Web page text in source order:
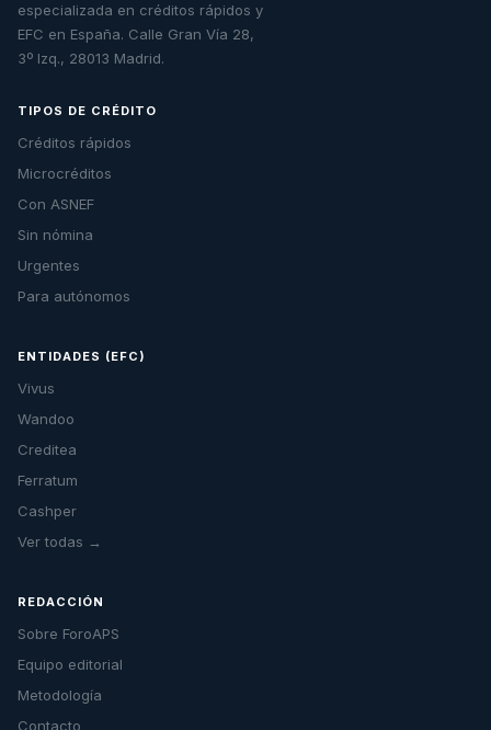
especializada en créditos rápidos y
EFC en España. Calle Gran Vía 28,
3º Izq., 28013 Madrid.
TIPOS DE CRÉDITO
Créditos rápidos
Microcréditos
Con ASNEF
Sin nómina
Urgentes
Para autónomos
ENTIDADES (EFC)
Vivus
Wandoo
Creditea
Ferratum
Cashper
Ver todas →
REDACCIÓN
Sobre ForoAPS
Equipo editorial
Metodología
Contacto